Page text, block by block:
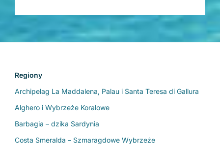
Regiony
Archipelag La Maddalena, Palau i Santa Teresa di Gallura
Alghero i Wybrzeże Koralowe
Barbagia – dzika Sardynia
Costa Smeralda – Szmaragdowe Wybrzeże